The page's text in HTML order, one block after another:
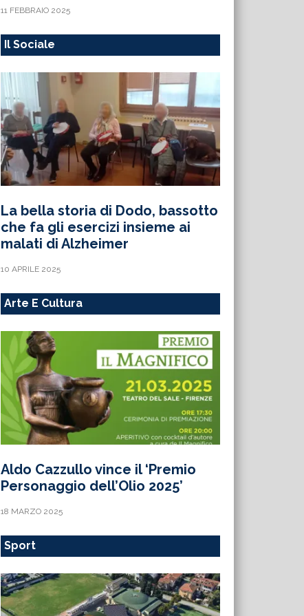
11 FEBBRAIO 2025
Il Sociale
La bella storia di Dodo, bassotto
che fa gli esercizi insieme ai
malati di Alzheimer
10 APRILE 2025
Arte E Cultura
Aldo Cazzullo vince il ‘Premio
Personaggio dell’Olio 2025’
18 MARZO 2025
Sport